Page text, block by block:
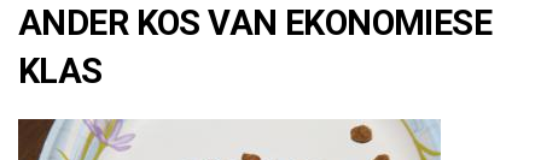
ANDER KOS VAN EKONOMIESE
KLAS